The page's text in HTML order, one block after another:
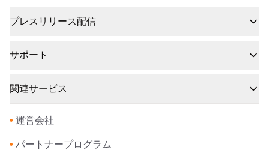
プレスリリース配信
サポート
関連サービス
• 運営会社
• パートナープログラム